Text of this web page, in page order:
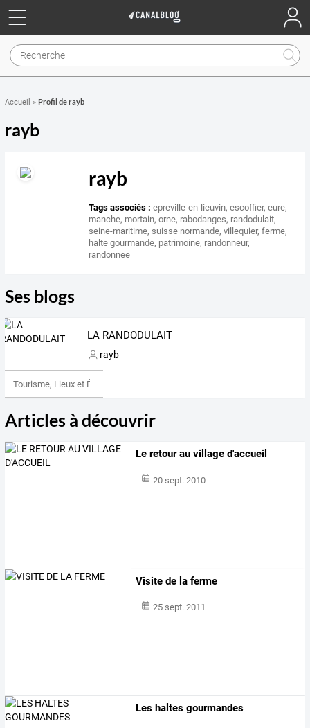
Accueil » Profil de rayb
rayb
rayb
Tags associés : epreville-en-lieuvin,escoffier,eure,
manche, mortain,orne, rabodanges, randodulait,
seine-maritime,suisse normande,villequier,ferme,
halte gourmande, patrimoine, randonneur,
randonnee
Ses blogs
LA RANDODULAIT
rayb
Tourisme, Lieux et Événements
Articles à découvrir
Le retour au village d'accueil
20 sept. 2010
Visite de la ferme
25 sept. 2011
Les haltes gourmandes